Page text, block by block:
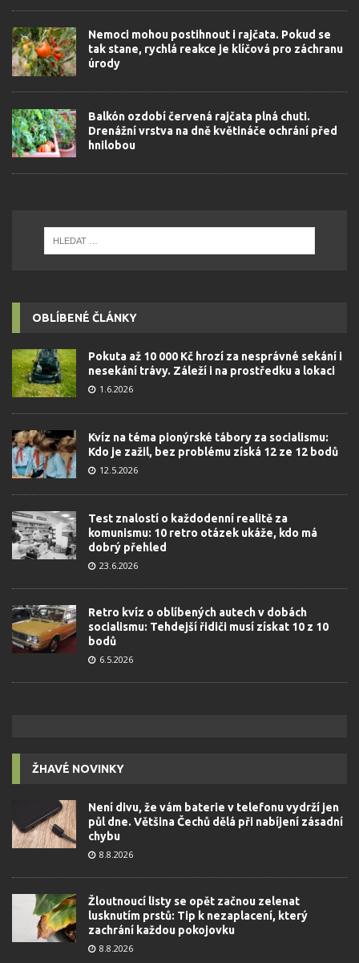
Nemoci mohou postihnout i rajčata. Pokud se
tak stane, rychlá reakce je klíčová pro záchranu
úrody
Balkón ozdobí červená rajčata plná chuti.
Drenážní vrstva na dně květináče ochrání před
hnilobou
OBLÍBENÉ ČLÁNKY
Pokuta až 10 000 Kč hrozí za nesprávné sekání i
nesekání trávy. Záleží i na prostředku a lokaci
1.6.2026
Kvíz na téma pionýrské tábory za socialismu:
Kdo je zažil, bez problému získá 12 ze 12 bodů
12.5.2026
Test znalostí o každodenní realitě za
komunismu: 10 retro otázek ukáže, kdo má
dobrý přehled
23.6.2026
Retro kvíz o oblíbených autech v dobách
socialismu: Tehdejší řidiči musí získat 10 z 10
bodů
6.5.2026
ŽHAVÉ NOVINKY
Není divu, že vám baterie v telefonu vydrží jen
půl dne. Většina Čechů dělá při nabíjení zásadní
chybu
8.8.2026
Žloutnoucí listy se opět začnou zelenat
lusknutím prstů: Tip k nezaplacení, který
zachrání každou pokojovku
8.8.2026